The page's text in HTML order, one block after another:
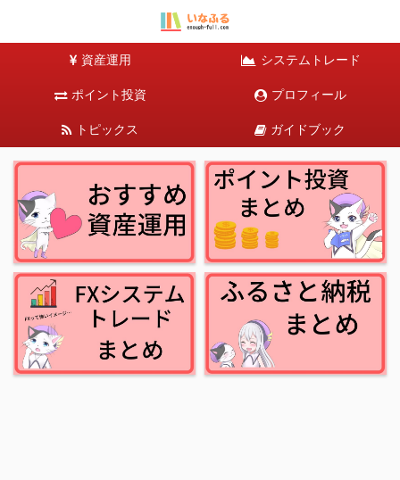
資産運用 システムトレード
ポイント投資 プロフィール
トピックス ガイドブック